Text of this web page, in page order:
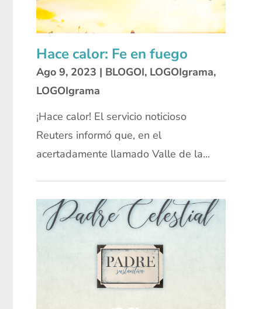
Hace calor: Fe en fuego
Ago 9, 2023 | BLOGOI, LOGOIgrama,
LOGOIgrama
¡Hace calor! El servicio noticioso
Reuters informó que, en el
acertadamente llamado Valle de la...